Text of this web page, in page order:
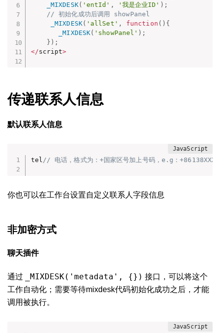
_MIXDESK( 'entId' , '我是企业ID' ) ;
// 初始化成功后调用 showPanel
_MIXDESK( 'allSet' , function ( ) {
_MIXDESK( 'showPanel' ) ;
} ) ;
</script>
传递联系人信息
默认联系人信息
tel // 电话，格式为：+国家区号加上号码，e.g：
你也可以在工作台设置自定义联系人字段信息
非加密方式
聊天插件
通过 _MIXDESK('metadata', {}) 接口，可以将这个
工作自动化；需要等待mixdesk代码初始化成功之后，才能
调用被执行。